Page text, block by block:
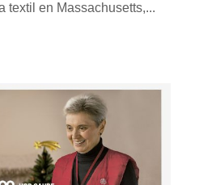
textil en Massachusetts,...